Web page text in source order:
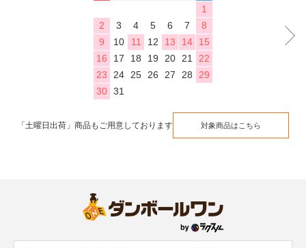
1
2
3 4 5 6 7
8
9
10 11 12 13 14
15
16
17 18 19 20 21
22
23
24 25 26 27 28
29
30 31
「土曜日出荷」商品もご用意しております 対象商品はこちら